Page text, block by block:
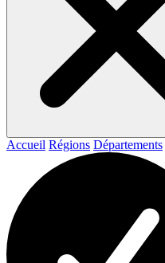
Accueil Régions Départements